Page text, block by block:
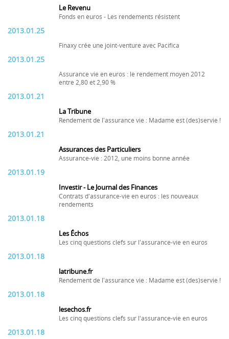
Le Revenu
Fonds en euros - Les rendements résistent
2013.01.25
Finaxy crée une joint-venture avec Pacifica
2013.01.25
Assurance vie en euros : le rendement moyen 2012
entre 2,80 et 2,90 %
2013.01.21
La Tribune
Rendement de l'assurance vie : Madame est (des)servie !
2013.01.21
Assurances des Particuliers
Assurance-vie : 2012, une moins bonne année
2013.01.19
Investir - Le Journal des Finances
Contrats d'assurance-vie en euros : les nouveaux
rendements
2013.01.18
Les Échos
Les cinq questions clefs sur l'assurance-vie en euros
2013.01.18
latribune.fr
Rendement de l'assurance vie : Madame est (des)servie !
2013.01.18
lesechos.fr
Les cinq questions clefs sur l'assurance-vie en euros
2013.01.18